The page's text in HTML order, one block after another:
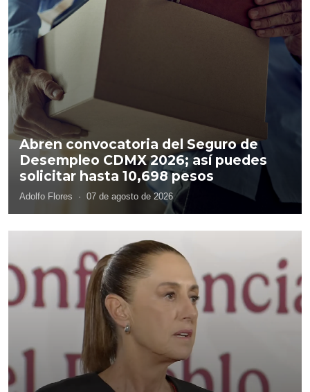
Abren convocatoria del Seguro de
Desempleo CDMX 2026; así puedes
solicitar hasta 10,698 pesos
Adolfo Flores · 07 de agosto de 2026